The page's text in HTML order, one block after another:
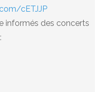
cETJJP
informés des concerts